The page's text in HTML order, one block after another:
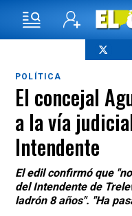
POLÍTICA
El concejal
a la vía
Intendente
El edil confirmó que
del Intendente de
ladrón 8 años". "Ha